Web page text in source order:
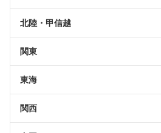
北陸・甲信越
関東
東海
関西